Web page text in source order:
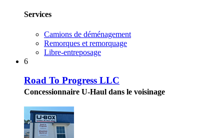
Services
Camions de déménagement
Remorques et remorquage
Libre-entreposage
6
Road To Progress LLC
Concessionnaire U-Haul dans le voisinage